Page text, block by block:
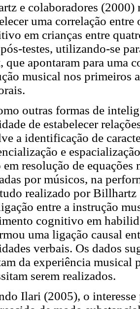
e colaboradores (2000)
uma correlação
em crianças entre
testes, utilizando-se
que apontaram para uma
musical nos primeiros
outras formas de
de estabelecer
a identificação de
e
em resolução de equações
por músicos, na
realizado por
entre a instrução
cognitivo em
uma ligação causal
verbais. Os dados
da experiência musical
serem realizados.
Ilari (2005), o